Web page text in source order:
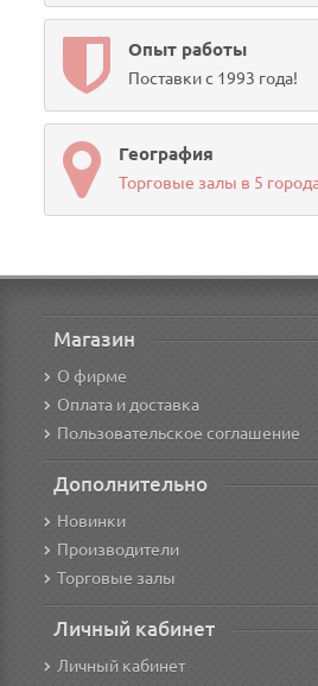
Опыт работы
Поставки с 1993 года!
География
Торговые залы в 5
Магазин
О фирме
Оплата и доставка
Пользовательское соглашение
Дополнительно
Новинки
Производители
Торговые залы
Личный кабинет
Личный кабинет